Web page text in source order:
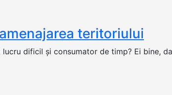
teritoriului
dificil și consumator de timp? Ei bine,